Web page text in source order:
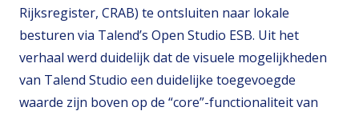
Rijksregister, CRAB) te ontsluiten naar lokale
besturen via Talend’s Open Studio ESB. Uit het
verhaal werd duidelijk dat de visuele mogelijkheden
van Talend Studio een duidelijke toegevoegde
waarde zijn boven op de “core”-functionaliteit van